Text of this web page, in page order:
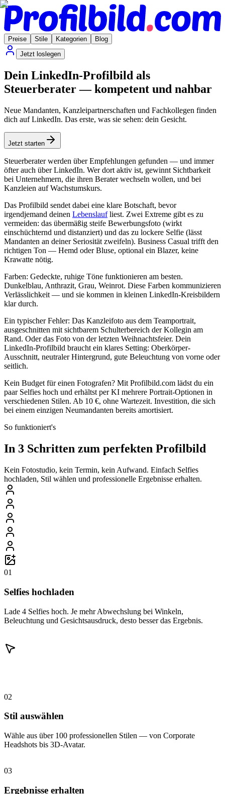
Preise Stile Kategorien
Blog
Jetzt loslegen
Dein LinkedIn-Profilbild als
Steuerberater — kompetent und nahbar
Neue Mandanten, Kanzleipartnerschaften und Fachkollegen finden
dich auf LinkedIn. Das erste, was sie sehen: dein Gesicht.
Jetzt starten
Steuerberater werden über Empfehlungen gefunden — und immer
öfter auch über LinkedIn. Wer dort aktiv ist, gewinnt Sichtbarkeit
bei Unternehmern, die ihren Berater wechseln wollen, und bei
Kanzleien auf Wachstumskurs.
Das Profilbild sendet dabei eine klare Botschaft, bevor
irgendjemand deinen Lebenslaufliest. Zwei Extreme gibt es zu
vermeiden: das übermäßig steife Bewerbungsfoto (wirkt
einschüchternd und distanziert) und das zu lockere Selfie (lässt
Mandanten an deiner Seriosität zweifeln). Business Casual trifft den
richtigen Ton — Hemd oder Bluse, optional ein Blazer, keine
Krawatte nötig.
Farben: Gedeckte, ruhige Töne funktionieren am besten.
Dunkelblau, Anthrazit, Grau, Weinrot. Diese Farben kommunizieren
Verlässlichkeit — und sie kommen in kleinen LinkedIn-Kreisbildern
klar durch.
Ein typischer Fehler: Das Kanzleifoto aus dem Teamportrait,
ausgeschnitten mit sichtbarem Schulterbereich der Kollegin am
Rand. Oder das Foto von der letzten Weihnachtsfeier. Dein
LinkedIn-Profilbild braucht ein klares Setting: Oberkörper-
Ausschnitt, neutraler Hintergrund, gute Beleuchtung von vorne oder
seitlich.
Kein Budget für einen Fotografen? Mit Profilbild.com lädst du ein
paar Selfies hoch und erhältst per KI mehrere Portrait-Optionen in
verschiedenen Stilen. Ab 10 €, ohne Wartezeit. Investition, die sich
bei einem einzigen Neumandanten bereits amortisiert.
So funktioniert's
In 3 Schritten zum perfekten Profilbild
Kein Fotostudio, kein Termin, kein Aufwand. Einfach Selfies
hochladen, Stil wählen und professionelle Ergebnisse erhalten.
01
Selfies hochladen
Lade 4 Selfies hoch. Je mehr Abwechslung bei Winkeln,
Beleuchtung und Gesichtsausdruck, desto besser das Ergebnis.
02
Stil auswählen
Wähle aus über 100 professionellen Stilen — von Corporate
Headshots bis 3D-Avatar.
03
Ergebnisse erhalten